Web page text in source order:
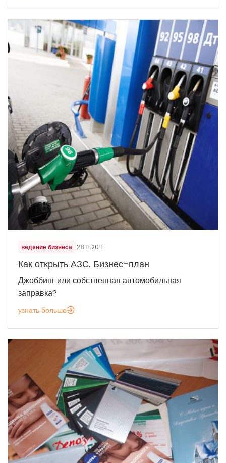
ведение бизнеса |28.11.2011
Как открыть АЗС. Бизнес-план
Джоббинг или собственная автомобильная
заправка?
узнать больше